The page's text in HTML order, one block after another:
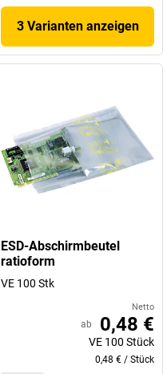
3 Varianten anzeigen
ESD-Abschirmbeutel
ratioform
VE 100 Stk
Netto
ab 0,48 €
VE 100 Stück
0,48 € / Stück